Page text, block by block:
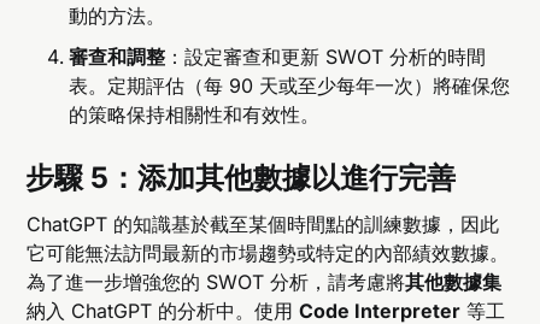
動的方法。
審查和調整 ：設定審查和更新 SWOT 分析的時間
表。定期評估（每 90 天或至少每年一次）將確保您
的策略保持相關性和有效性。
步驟 5：添加其他數據以進行完善
ChatGPT 的知識基於截至某個時間點的訓練數據，因此
它可能無法訪問最新的市場趨勢或特定的內部績效數據。
為了進一步增強您的 SWOT 分析，請考慮將其他數據集
納入 ChatGPT 的分析中。使用Code Interpreter 等工